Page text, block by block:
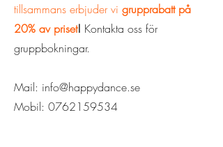
tillsammans erbjuder vi grupprabatt på
20% av priset! Kontakta oss för
gruppbokningar.
Mail: info@happydance.se
Mobil: 0762159534